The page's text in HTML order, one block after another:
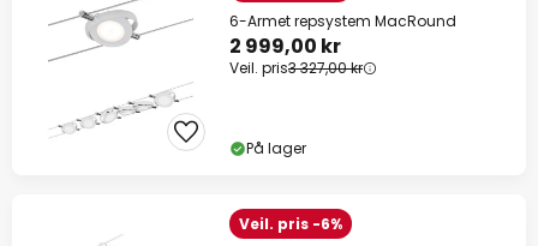
6-Armet repsystem MacRound
2 999,00 kr
Veil. pris3 327,00 kr
På lager
Veil. pris -6%